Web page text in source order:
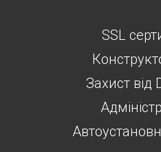
SSL
Захист від